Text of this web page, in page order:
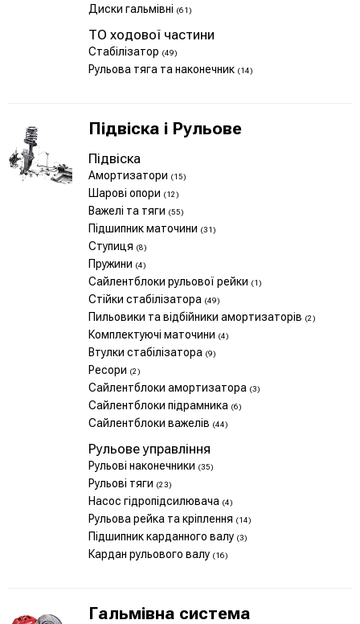
Диски гальмівні (61)
ТО ходової частини
Стабілізатор (49)
Рульова тяга та наконечник (14)
Підвіска і Рульове
Підвіска
Амортизатори (15)
Шарові опори (12)
Важелі та тяги (55)
Підшипник маточини (31)
Ступиця (8)
Пружини (4)
Сайлентблоки рульової рейки (1)
Стійки стабілізатора (49)
Пильовики та відбійники амортизаторів (2)
Комплектуючі маточини (4)
Втулки стабілізатора (9)
Ресори (2)
Сайлентблоки амортизатора (3)
Сайлентблоки підрамника (6)
Сайлентблоки важелів (44)
Рульове управління
Рульові наконечники (35)
Рульові тяги (23)
Насос гідропідсилювача (4)
Рульова рейка та кріплення (14)
Підшипник карданного валу (3)
Кардан рульового валу (16)
Гальмівна система